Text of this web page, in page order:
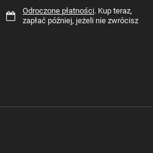
Odroczone płatności. Kup teraz,
zapłać później, jeżeli nie zwrócisz